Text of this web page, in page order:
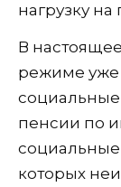
нагрузку на
В
режиме уже
пенсии по
которых